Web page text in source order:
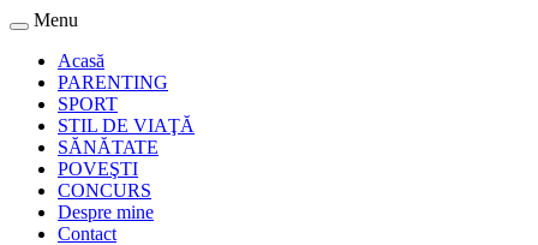
Menu
Acasă
PARENTING
SPORT
STIL DE VIAŢĂ
SĂNĂTATE
POVEŞTI
CONCURS
Despre mine
Contact